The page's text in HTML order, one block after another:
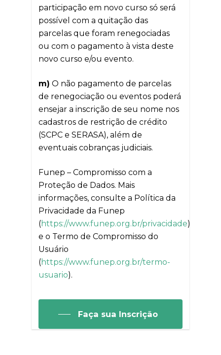
participação em novo curso só será
possível com a quitação das
parcelas que foram renegociadas
ou com o pagamento à vista deste
novo curso e/ou evento.
m) O não pagamento de parcelas
de renegociação ou eventos poderá
ensejar a inscrição de seu nome nos
cadastros de restrição de crédito
(SCPC e SERASA), além de
eventuais cobranças judiciais.
Funep – Compromisso com a
Proteção de Dados. Mais
informações, consulte a Política da
Privacidade da Funep
(https://www.funep.org.br/privacidade)
e o Termo de Compromisso do
Usuário
(https://www.funep.org.br/termo-
usuario).
Faça sua Inscrição